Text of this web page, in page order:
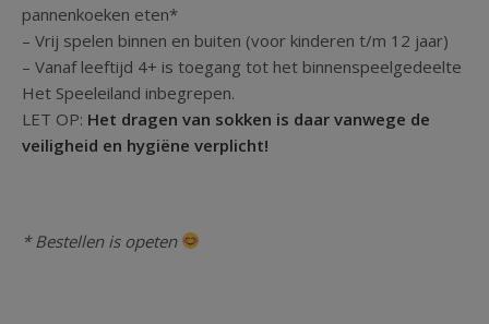
pannenkoeken eten*
– Vrij spelen binnen en buiten (voor kinderen t/m 12 jaar)
– Vanaf leeftijd 4+ is toegang tot het binnenspeelgedeelte
Het Speeleiland inbegrepen.
LET OP: Het dragen van sokken is daar vanwege de
veiligheid en hygiëne verplicht!
* Bestellen is opeten